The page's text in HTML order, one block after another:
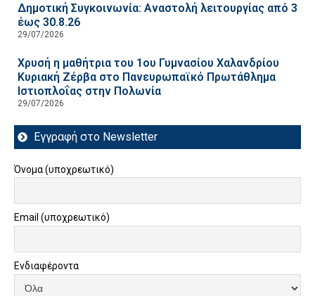
Δημοτική Συγκοινωνία: Αναστολή λειτουργίας από 3
έως 30.8.26
29/07/2026
Χρυσή η μαθήτρια του 1ου Γυμνασίου Χαλανδρίου
Κυριακή Ζέρβα στο Πανευρωπαϊκό Πρωτάθλημα
Ιστιοπλοΐας στην Πολωνία
29/07/2026
Εγγραφή στο Newsletter
Όνομα (υποχρεωτικό)
Email (υποχρεωτικό)
Ενδιαφέροντα